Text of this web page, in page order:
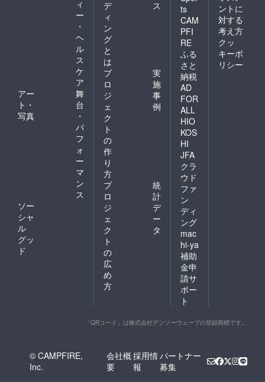
ィ
ー
・
ヘ
ル
ス
ケ
ア
アー
ト・
写真
舞
台
・
パ
フ
ォ
ー
マ
ン
ス
ソー
シャ
ル
グッ
ド
デ
ィ
ン
グ
と
は
ス
プ
ロ
ジ
ェ
ク
ト
の
作
り
方
実
施
事
例
プ
ロ
ジ
ェ
ク
ト
の
広
め
方
統
計
デ
ー
タ
ts
CAM
PFI
RE
ふる
さと
納税
AD
FOR
ALL
HIO
KOS
HI
JFA
クラ
ウド
ファ
ン
ディ
ング
mac
hi-ya
補助
金申
請サ
ポー
ト
ントに
対する
考え方
クッ
キーポ
リシー
「QRコード」は株式会社デンソーウェーブの登録商標です。
© CAMPFIRE,
Inc.
会社概
要
採用情
報
パートナー
募集